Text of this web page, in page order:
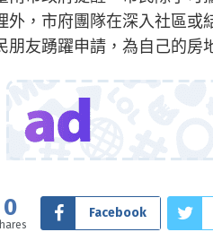
外，市府團隊在深入社區或
朋友踴躍申請，為自己的房
0 Facebook